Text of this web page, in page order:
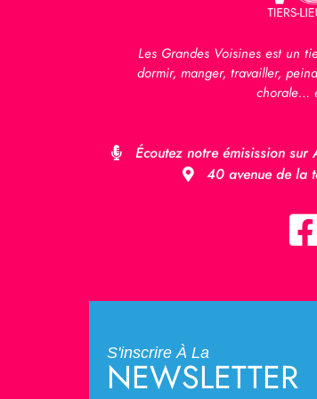
Les Grandes Voisines est un
dormir, manger, travailler,
chorale…
Écoutez notre émisission sur
40 avenue de la
S'inscrire À La
NEWSLETTER